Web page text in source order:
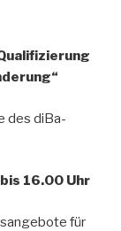
des diBa-
16.00 Uhr
für